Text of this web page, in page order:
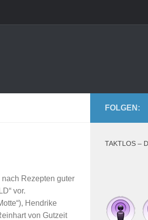
Rezepten guter
vor.
Hendrike
von Gutzeit
FOLGEN:
TAKTLOS –